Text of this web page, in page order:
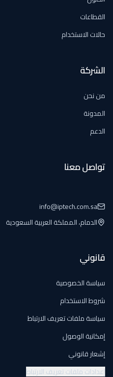
القطاعات
حالات الاستخدام
الشركة
من نحن
المدونة
الدعم
تواصل معنا
info@iptech.com.sa
الدمام، المملكة العربية السعودية
قانوني
سياسة الخصوصية
شروط الاستخدام
سياسة ملفات تعريف الارتباط
إمكانية الوصول
إشعار قانوني
إعدادات ملفات تعريف الارتباط